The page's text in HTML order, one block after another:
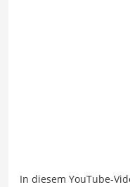
In diesem YouTube-